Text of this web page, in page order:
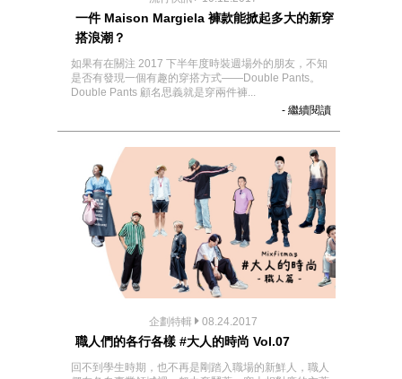
一件 Maison Margiela 褲款能掀起多大的新穿
搭浪潮？
如果有在關注 2017 下半年度時裝週場外的朋友，不知
是否有發現一個有趣的穿搭方式——Double Pants。
Double Pants 顧名思義就是穿兩件褲...
- 繼續閱讀
企劃特輯 08.24.2017
職人們的各行各樣 #大人的時尚 Vol.07
回不到學生時期，也不再是剛踏入職場的新鮮人，職人